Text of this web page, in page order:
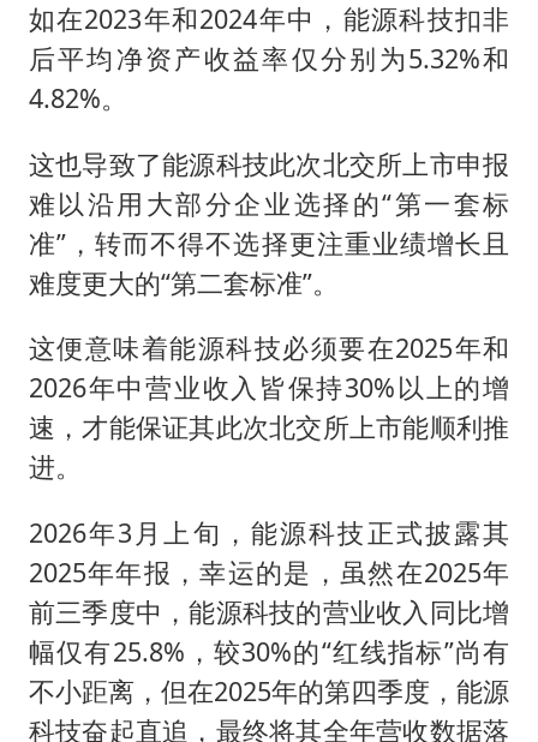
如在2023年和2024年中，能源科技扣非
后平均净资产收益率仅分别为5.32%和
4.82%。
这也导致了能源科技此次北交所上市申报
难以沿用大部分企业选择的“第一套标
准”，转而不得不选择更注重业绩增长且
难度更大的“第二套标准”。
这便意味着能源科技必须要在2025年和
2026年中营业收入皆保持30%以上的增
速，才能保证其此次北交所上市能顺利推
进。
2026年3月上旬，能源科技正式披露其
2025年年报，幸运的是，虽然在2025年
前三季度中，能源科技的营业收入同比增
幅仅有25.8%，较30%的“红线指标”尚有
不小距离，但在2025年的第四季度，能源
科技奋起直追，最终将其全年营收数据落